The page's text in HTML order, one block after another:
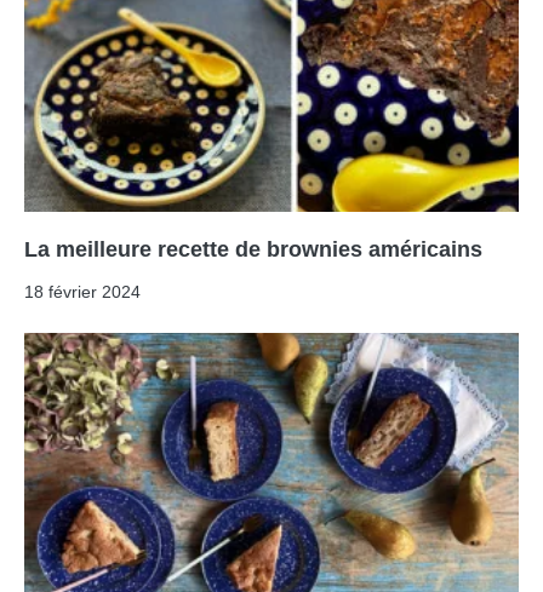
La meilleure recette de brownies américains
18 février 2024